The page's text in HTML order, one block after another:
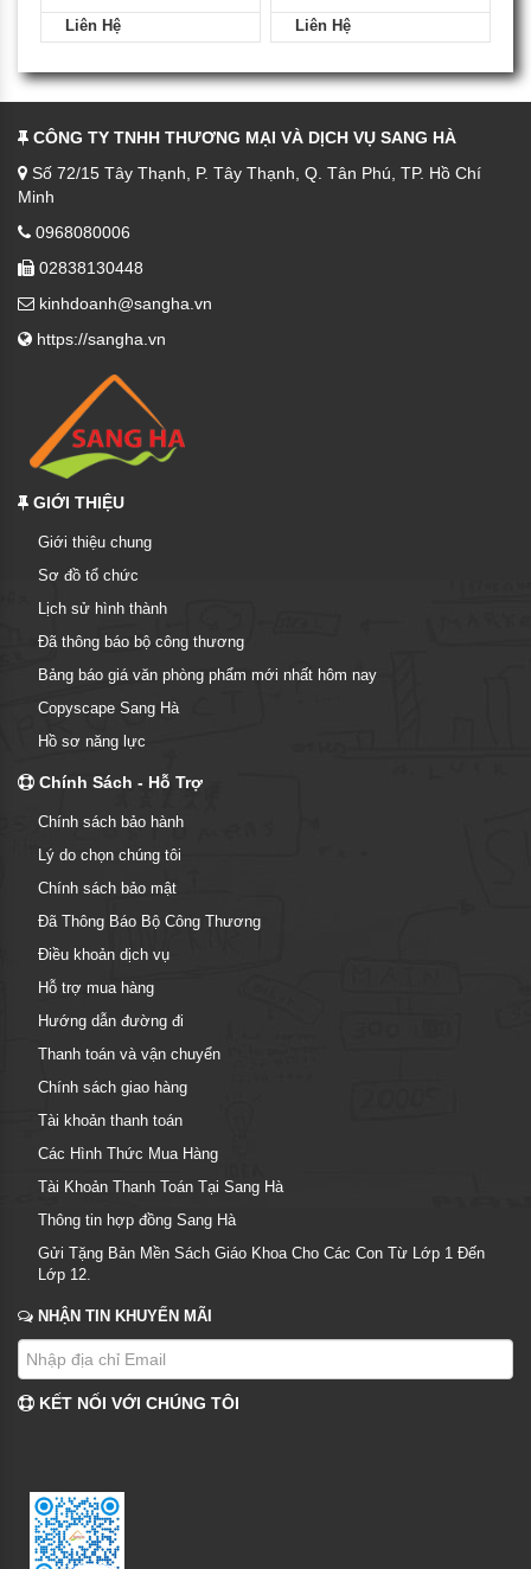
Liên Hệ Liên Hệ
CÔNG TY TNHH THƯƠNG MẠI VÀ DỊCH VỤ SANG HÀ
Số 72/15 Tây Thạnh, P. Tây Thạnh, Q. Tân Phú, TP. Hồ Chí
Minh
0968080006
02838130448
kinhdoanh@sangha.vn
https://sangha.vn
GIỚI THIỆU
Giới thiệu chung
Sơ đồ tổ chức
Lịch sử hình thành
Đã thông báo bộ công thương
Bảng báo giá văn phòng phẩm mới nhất hôm nay
Copyscape Sang Hà
Hồ sơ năng lực
Chính Sách - Hỗ Trợ
Chính sách bảo hành
Lý do chọn chúng tôi
Chính sách bảo mật
Đã Thông Báo Bộ Công Thương
Điều khoản dịch vụ
Hỗ trợ mua hàng
Hướng dẫn đường đi
Thanh toán và vận chuyển
Chính sách giao hàng
Tài khoản thanh toán
Các Hình Thức Mua Hàng
Tài Khoản Thanh Toán Tại Sang Hà
Thông tin hợp đồng Sang Hà
Gửi Tặng Bản Mền Sách Giáo Khoa Cho Các Con Từ Lớp 1 Đến
Lớp 12.
NHẬN TIN KHUYẾN MÃI
KẾT NỐI VỚI CHÚNG TÔI